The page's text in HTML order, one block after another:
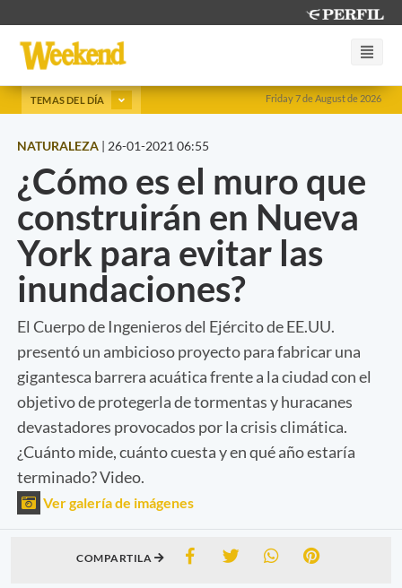
Friday 7 de August de 2026
TEMAS DEL DÍA
NATURALEZA | 26-01-2021 06:55
¿Cómo es el muro que
construirán en Nueva
York para evitar las
inundaciones?
El Cuerpo de Ingenieros del Ejército de EE.UU.
presentó un ambicioso proyecto para fabricar una
gigantesca barrera acuática frente a la ciudad con el
objetivo de protegerla de tormentas y huracanes
devastadores provocados por la crisis climática.
¿Cuánto mide, cuánto cuesta y en qué año estaría
terminado? Video.
Ver galería de imágenes
COMPARTILA